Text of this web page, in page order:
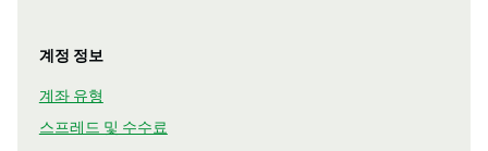
계정 정보
계좌 유형
스프레드 및 수수료